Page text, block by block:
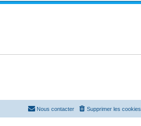
Supprimer les cookies
Nous contacter